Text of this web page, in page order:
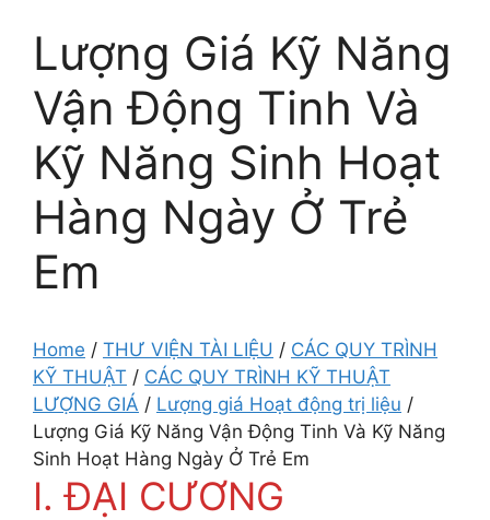
Lượng Giá Kỹ Năng
Vận Động Tinh Và
Kỹ Năng Sinh Hoạt
Hàng Ngày Ở Trẻ
Em
Home / THƯ VIỆN TÀI LIỆU / CÁC QUY TRÌNH
KỸ THUẬT / CÁC QUY TRÌNH KỸ THUẬT
LƯỢNG GIÁ / Lượng giá Hoạt động trị liệu /
Lượng Giá Kỹ Năng Vận Động Tinh Và Kỹ Năng
Sinh Hoạt Hàng Ngày Ở Trẻ Em
I. ĐẠI CƯƠNG